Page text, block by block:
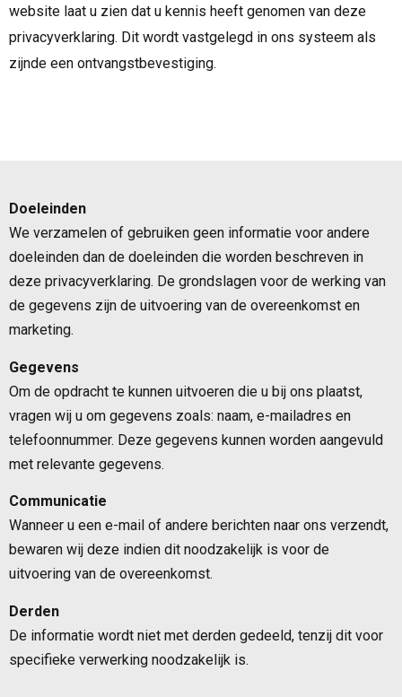
website laat u zien dat u kennis heeft genomen van deze
privacyverklaring. Dit wordt vastgelegd in ons systeem als
zijnde een ontvangstbevestiging.
Doeleinden
We verzamelen of gebruiken geen informatie voor andere
doeleinden dan de doeleinden die worden beschreven in
deze privacyverklaring. De grondslagen voor de werking van
de gegevens zijn de uitvoering van de overeenkomst en
marketing.
Gegevens
Om de opdracht te kunnen uitvoeren die u bij ons plaatst,
vragen wij u om gegevens zoals: naam, e-mailadres en
telefoonnummer. Deze gegevens kunnen worden aangevuld
met relevante gegevens.
Communicatie
Wanneer u een e-mail of andere berichten naar ons verzendt,
bewaren wij deze indien dit noodzakelijk is voor de
uitvoering van de overeenkomst.
Derden
De informatie wordt niet met derden gedeeld, tenzij dit voor
specifieke verwerking noodzakelijk is.